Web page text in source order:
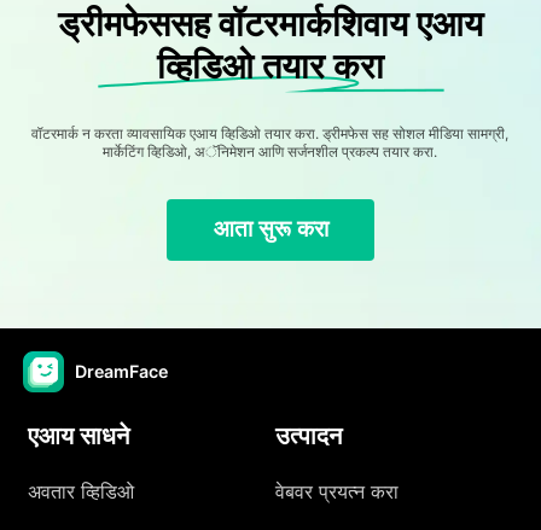
ड्रीमफेससह वॉटरमार्कशिवाय एआय
व्हिडिओ तयार करा
वॉटरमार्क न करता व्यावसायिक एआय व्हिडिओ तयार करा. ड्रीमफेस सह सोशल मीडिया सामग्री,
मार्केटिंग व्हिडिओ, अॅनिमेशन आणि सर्जनशील प्रकल्प तयार करा.
आता सुरू करा
DreamFace
एआय साधने
अवतार व्हिडिओ
उत्पादन
वेबवर प्रयत्न करा